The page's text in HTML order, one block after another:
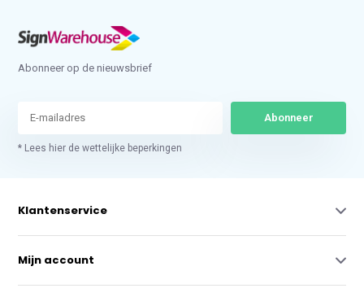
Abonneer op de nieuwsbrief
Abonneer
* Lees hier de wettelijke beperkingen
Klantenservice
Mijn account